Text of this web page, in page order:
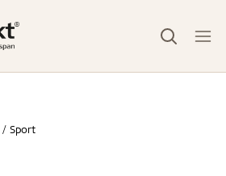
Sport